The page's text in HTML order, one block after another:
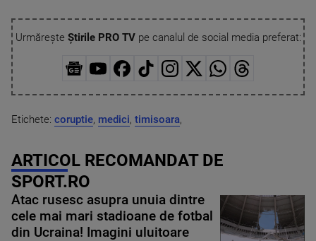
Urmărește Știrile PRO TVpe canalul de social media preferat:
Etichete: coruptie, medici, timisoara,
ARTICOL RECOMANDAT DE
SPORT.RO
Atac rusesc asupra unuia dintre
cele mai mari stadioane de fotbal
din Ucraina! Imagini uluitoare